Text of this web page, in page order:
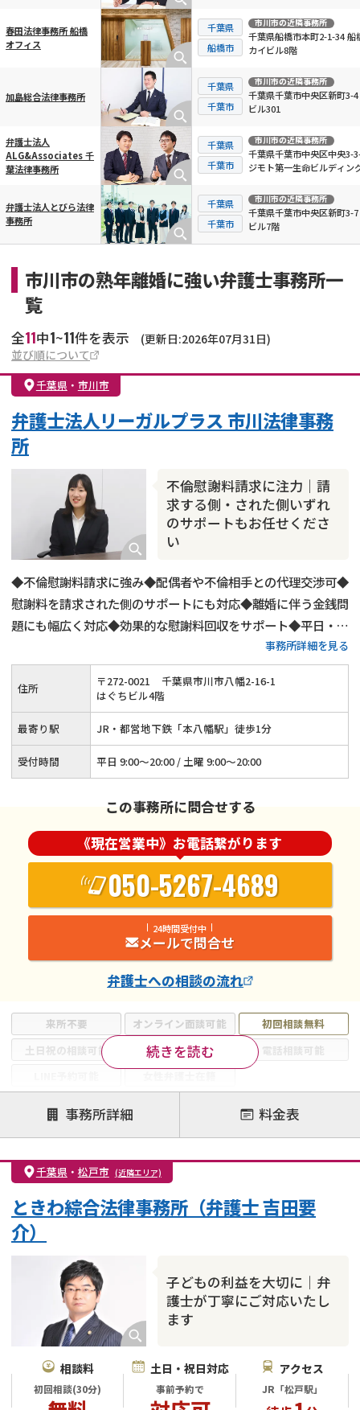
春田法律事務所 船橋
オフィス
千葉県
船橋市
市川市の近隣事務所
千葉県船橋市本町2-1-34 船
カイビル8階
加島総合法律事務所
千葉県
千葉市
市川市の近隣事務所
千葉県千葉市中央区新町3-
ビル301
弁護士法人
ALG&Associates 千
葉法律事務所
千葉県
千葉市
市川市の近隣事務所
千葉県千葉市中央区中央3-
ジモト第一生命ビルディン
弁護士法人とびら法律
事務所
千葉県
千葉市
市川市の近隣事務所
千葉県千葉市中央区新町3-
ビル7階
市川市の熟年離婚に強い弁護士事務所一
覧
全11中1~11件を表示
(更新日:2026年07月31日)
並び順について
千葉県 ・ 市川市
不倫慰謝料請求に注力｜請
求する側・された側いずれ
のサポートもお任せくださ
い
弁護士法人リーガルプラス 市川法律事務
所
◆不倫慰謝料請求に強み◆配偶者や不倫相手との代理交渉可◆
慰謝料を請求された側のサポートにも対応◆離婚に伴う金銭問
題にも幅広く対応◆効果的な慰謝料回収をサポート◆平日・土
曜20時までご相談受付◆初回相談60分無料◆JR・都営地下鉄
「本八幡駅」から徒歩1分
事務所詳細を見る
来所不要 オンライン面談可能
初回相談無料
土日祝の相談可能
19時以降電話可能
電話相談可能
注力案件
離婚前相談
離婚調停
離婚裁判
親権・面会交流権
DV
モラハラ
不貞・不倫慰謝料請求
国際離婚
財産分与
内縁の夫婦 熟年離婚
続きを読む
住所 〒272-0021
千葉県市川市八幡2-16-1
はぐちビル4階
最寄り駅 JR・都営地下鉄「本八幡駅」徒歩1分
受付時間 平日 9:00～20:00 / 土曜 9:00～20:00
この事務所に問合せする
《現在営業中》お電話繋がります
050-5267-4689
24時間受付中
メールで問合せ
弁護士への相談の流れ
事務所詳細 料金表
千葉県 ・ 松戸市 (近隣エリア)
子どもの利益を大切に｜弁
護士が丁寧にご対応いたし
ます
ときわ綜合法律事務所（弁護士 吉田要
介）
相談料
初回相談(30分)
土日・祝日対応
事前予約で
アクセス
JR「松戸駅」